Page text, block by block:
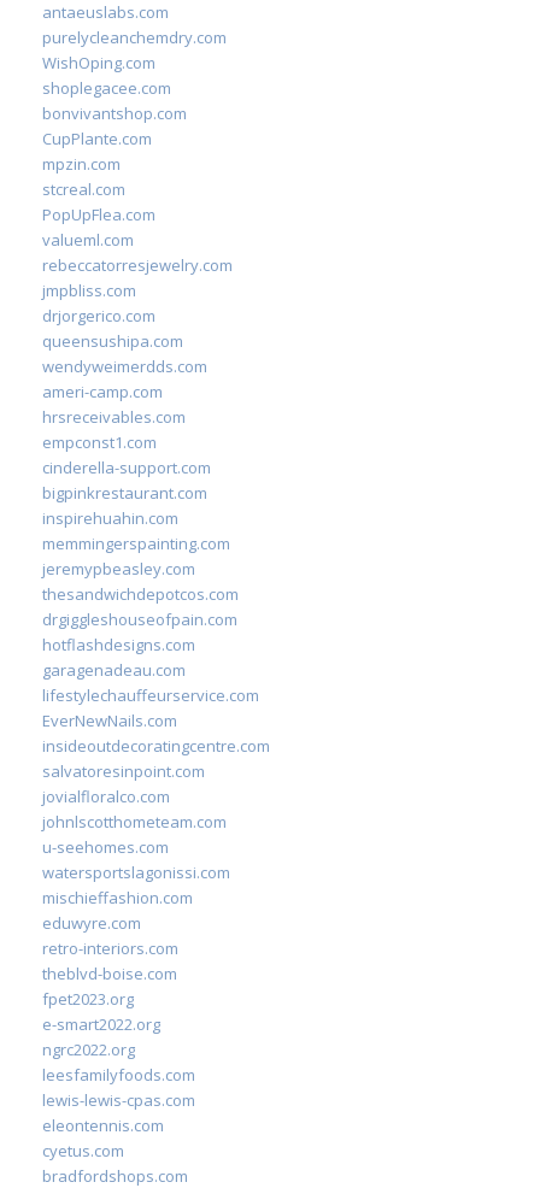
antaeuslabs.com
purelycleanchemdry.com
WishOping.com
shoplegacee.com
bonvivantshop.com
CupPlante.com
mpzin.com
stcreal.com
PopUpFlea.com
valueml.com
rebeccatorresjewelry.com
jmpbliss.com
drjorgerico.com
queensushipa.com
wendyweimerdds.com
ameri-camp.com
hrsreceivables.com
empconst1.com
cinderella-support.com
bigpinkrestaurant.com
inspirehuahin.com
memmingerspainting.com
jeremypbeasley.com
thesandwichdepotcos.com
drgiggleshouseofpain.com
hotflashdesigns.com
garagenadeau.com
lifestylechauffeurservice.com
EverNewNails.com
insideoutdecoratingcentre.com
salvatoresinpoint.com
jovialfloralco.com
johnlscotthometeam.com
u-seehomes.com
watersportslagonissi.com
mischieffashion.com
eduwyre.com
retro-interiors.com
theblvd-boise.com
fpet2023.org
e-smart2022.org
ngrc2022.org
leesfamilyfoods.com
lewis-lewis-cpas.com
eleontennis.com
cyetus.com
bradfordshops.com